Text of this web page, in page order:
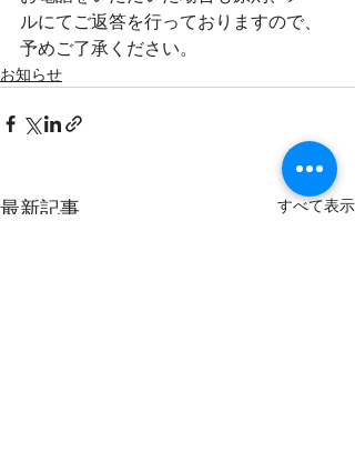
ルにてご返答を行っておりますので、
予めご了承ください。
お知らせ
最新記事 すべて表示